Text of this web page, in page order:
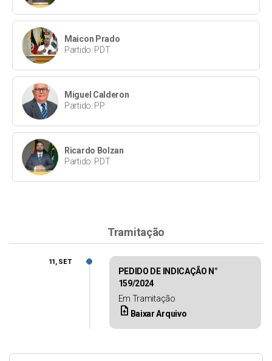
Maicon Prado
Partido: PDT
Miguel Calderon
Partido: PP
Ricardo Bolzan
Partido: PDT
Tramitação
PEDIDO DE INDICAÇÃO N°
159/2024
Em Tramitação
upload_file Baixar Arquivo
11, SET